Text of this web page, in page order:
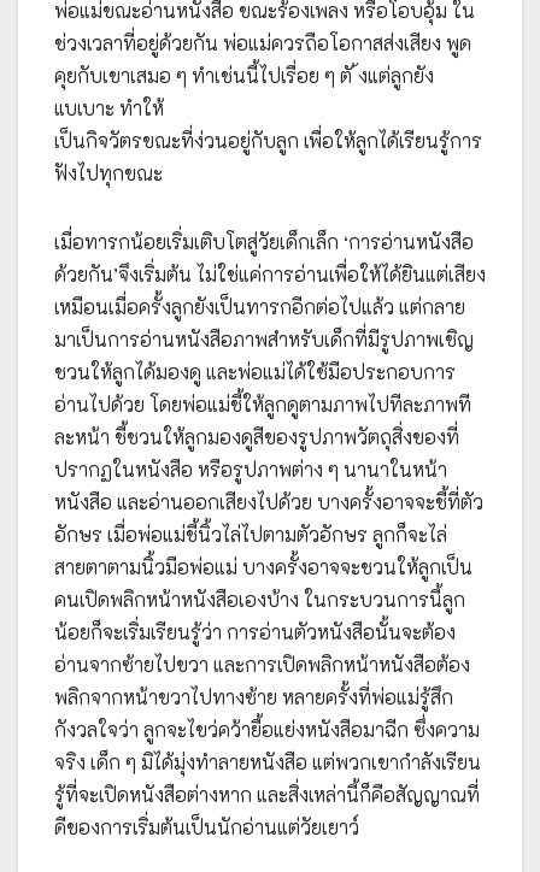
พ่อแม่ขณะอ่านหนังสือ ขณะร้องเพลง หรือโอบอุ้ม ใน
ช่วงเวลาที่อยู่ด้วยกัน พ่อแม่ควรถือโอกาสส่งเสียง พูด
คุยกับเขาเสมอ ๆ ทำเช่นนี้ไปเรื่อย ๆ ตั ้งแต่ลูกยัง
แบเบาะ ทำให้
เป็นกิจวัตรขณะที่ง่วนอยู่กับลูก เพื่อให้ลูกได้เรียนรู้การ
ฟังไปทุกขณะ
เมื่อทารกน้อยเริ่มเติบโตสู่วัยเด็กเล็ก ‘การอ่านหนังสือ
ด้วยกัน’จึงเริ่มต้น ไม่ใช่แค่การอ่านเพื่อให้ได้ยินแต่เสียง
เหมือนเมื่อครั้งลูกยังเป็นทารกอีกต่อไปแล้ว แต่กลาย
มาเป็นการอ่านหนังสือภาพสำหรับเด็กที่มีรูปภาพเชิญ
ชวนให้ลูกได้มองดู และพ่อแม่ได้ใช้มือประกอบการ
อ่านไปด้วย โดยพ่อแม่ชี้ให้ลูกดูตามภาพไปทีละภาพที
ละหน้า ชี้ชวนให้ลูกมองดูสีของรูปภาพวัตถุสิ่งของที่
ปรากฏในหนังสือ หรือรูปภาพต่าง ๆ นานาในหน้า
หนังสือ และอ่านออกเสียงไปด้วย บางครั้งอาจจะชี้ที่ตัว
อักษร เมื่อพ่อแม่ชี้นิ้วไล่ไปตามตัวอักษร ลูกก็จะไล่
สายตาตามนิ้วมือพ่อแม่ บางครั้งอาจจะชวนให้ลูกเป็น
คนเปิดพลิกหน้าหนังสือเองบ้าง ในกระบวนการนี้ลูก
น้อยก็จะเริ่มเรียนรู้ว่า การอ่านตัวหนังสือนั้นจะต้อง
อ่านจากซ้ายไปขวา และการเปิดพลิกหน้าหนังสือต้อง
พลิกจากหน้าขวาไปทางซ้าย หลายครั้งที่พ่อแม่รู้สึก
กังวลใจว่า ลูกจะไขว่คว้ายื้อแย่งหนังสือมาฉีก ซึ่งความ
จริง เด็ก ๆ มิได้มุ่งทำลายหนังสือ แต่พวกเขากำลังเรียน
รู้ที่จะเปิดหนังสือต่างหาก และสิ่งเหล่านี้ก็คือสัญญาณที่
ดีของการเริ่มต้นเป็นนักอ่านแต่วัยเยาว์